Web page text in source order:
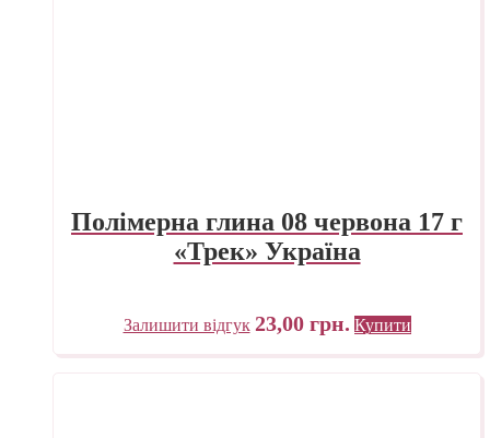
Полімерна глина 08 червона 17 г
«Трек» Україна
Залишити відгук 23,00 грн. Купити